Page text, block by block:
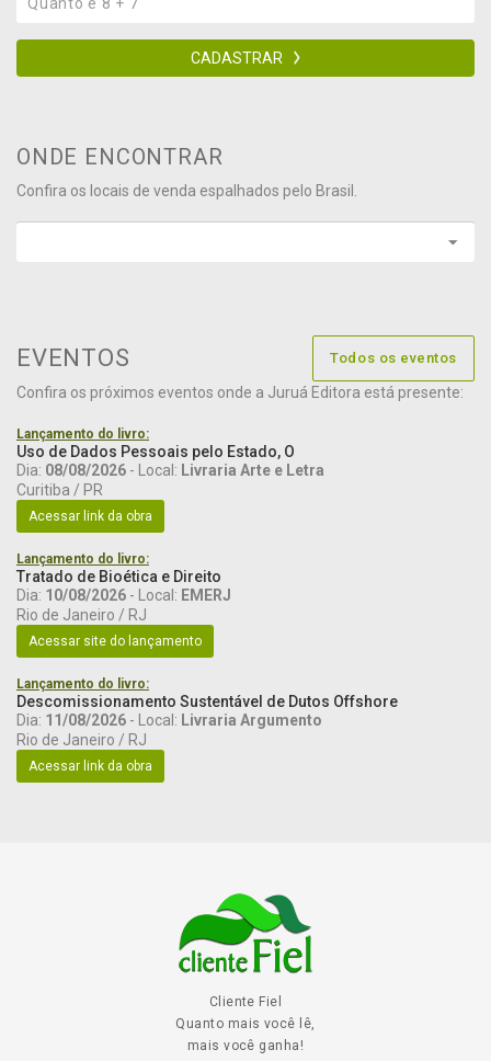
CADASTRAR
ONDE ENCONTRAR
Confira os locais de venda espalhados pelo Brasil.
EVENTOS Todos os eventos
Confira os próximos eventos onde a Juruá Editora está presente:
Lançamento do livro:
Uso de Dados Pessoais pelo Estado, O
Dia: 08/08/2026 - Local: Livraria Arte e Letra
Curitiba / PR
Acessar link da obra
Lançamento do livro:
Tratado de Bioética e Direito
Dia: 10/08/2026 - Local: EMERJ
Rio de Janeiro / RJ
Acessar site do lançamento
Lançamento do livro:
Descomissionamento Sustentável de Dutos Offshore
Dia: 11/08/2026 - Local: Livraria Argumento
Rio de Janeiro / RJ
Acessar link da obra
Cliente Fiel
Quanto mais você lê,
mais você ganha!